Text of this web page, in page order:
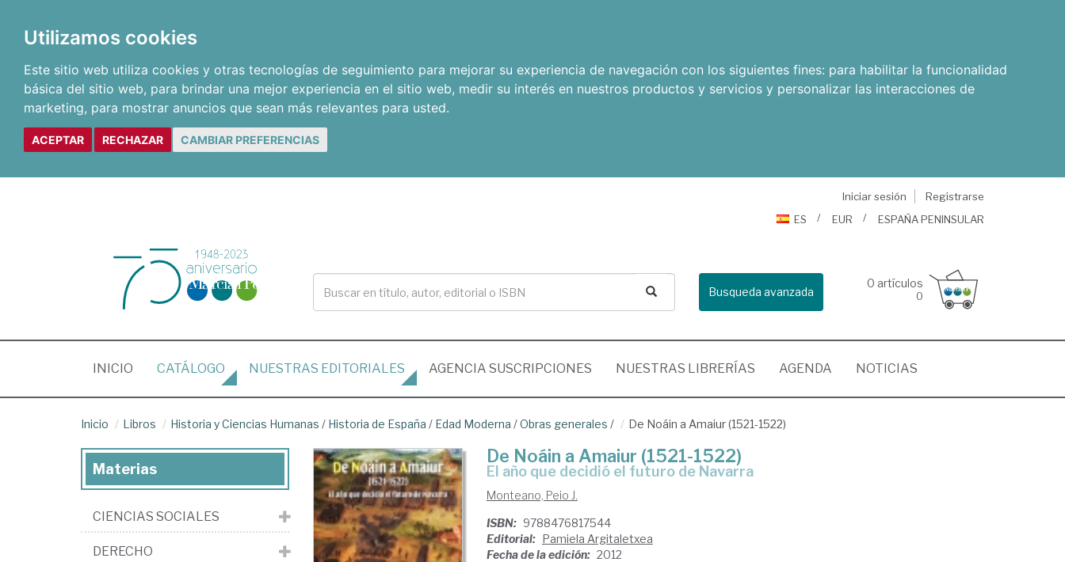
Utilizamos cookies
Este sitio web utiliza cookies y otras tecnologías de seguimiento para mejorar su experiencia de navegación con los siguientes fines: para habilitar la funcionalidad
básica del sitio web, para brindar una mejor experiencia en el sitio web, medir su interés en nuestros productos y servicios y personalizar las interacciones de
marketing, para mostrar anuncios que sean más relevantes para usted.
ACEPTAR RECHAZAR CAMBIAR PREFERENCIAS
Iniciar sesión
Registrarse
ES
EUR ESPAÑA PENINSULAR
Busqueda avanzada
0 artículos
0
INICIO (CURRENT)
CATÁLOGO NUESTRAS EDITORIALES AGENCIA SUSCRIPCIONES NUESTRAS LIBRERÍAS AGENDA NOTICIAS
Inicio Libros Historia y Ciencias Humanas / Historia de España / Edad Moderna /Obras generales / De Noáin a Amaiur (1521-1522)
De Noáin a Amaiur (1521-1522)
el año que decidió el futuro de Navarra
Monteano, Peio J.
ISBN: 9788476817544
Editorial: Pamiela Argitaletxea
Fecha de la edición: 2012
Materias
CIENCIAS SOCIALES
DERECHO